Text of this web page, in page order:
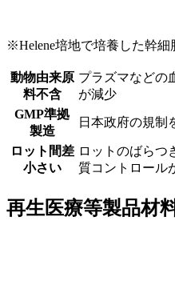
※Helene培地で培養した幹細
動物由来原
料不含
プラズマなどの
が減少
GMP準拠
製造
日本政府の規制
ロット間差
小さい
ロットのばらつ
質コントロール
再生医療等製品材